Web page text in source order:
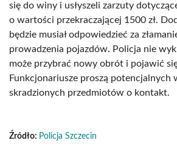
się do winy i usłyszeli zarzuty
o wartości przekraczającej 1500 zł.
będzie musiał odpowiedzieć za
prowadzenia pojazdów. Policja nie
może przybrać nowy obrót i pojawić
Funkcjonariusze proszą potencjalnych
skradzionych przedmiotów o kontakt.
Źródło: Policja Szczecin